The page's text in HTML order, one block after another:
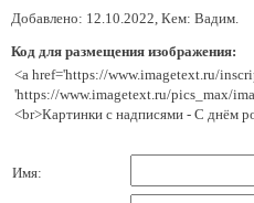
Добавлено: 12.10.2022, Кем: Вадим.
Код для размещения изображения:
<a href='https://www.imagetext.ru/
'https://www.imagetext.ru/pics_max/
<br>Картинки с надписями - С днём
Имя: